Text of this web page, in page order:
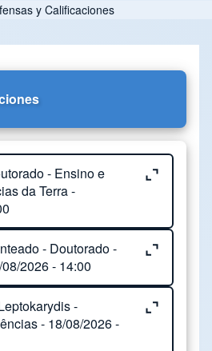
y Calificaciones
- Ensino e
da Terra -
pane-65134670-1-pane
Barbosa
do IG
Os Museus E Centros
Instituições Educativas E
- Doutorado -
2026 - 14:00
pane-65134670-2-pane
Borges De Campos
-
- 18/08/2026 -
pane-65134670-3-pane